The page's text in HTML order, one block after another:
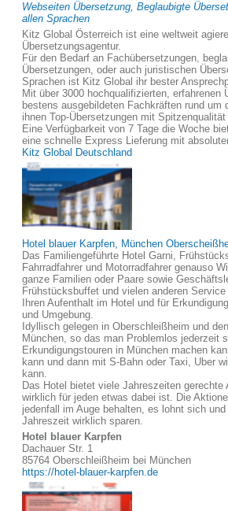
Webseiten Übersetzung, Beglaubigte
allen Sprachen
Kitz Global Österreich ist eine weltweit
Übersetzungsagentur.
Für den Bedarf an Fachübersetzungen,
Übersetzungen, oder auch juristischen
Sprachen ist Kitz Global ihr bester
Mit über 3000 hochqualifizierten, erfahrenen
bestens ausgebildeten Fachkräften rund um
ihnen Top-Übersetzungen mit
Eine Verfügbarkeit von 7 Tage die Woche
eine schnelle Express Lieferung mit
Kitz Global Deutschland
Hotel blauer Karpfen, München
Das Familiengeführte Hotel Garni,
Fahrradfahrer und Motorradfahrer genauso
ganze Familien oder Paare sowie
Frühstücksbuffet und vielen anderen
Ihren Aufenthalt im Hotel und für
und Umgebung.
Idyllisch gelegen in Oberschleißheim und
München, so das man Problemlos jederzeit
Erkundigungstouren in München machen
kann und dann mit S-Bahn oder Taxi, Uber
kann.
Das Hotel bietet viele Jahreszeiten gerechte
wirklich für jeden etwas dabei ist. Die
jedenfall im Auge behalten, es lohnt sich
Jahreszeit wirklich sparen.
Hotel blauer Karpfen
Dachauer Str. 1
85764 Oberschleißheim bei München
https://hotel-blauer-karpfen.de